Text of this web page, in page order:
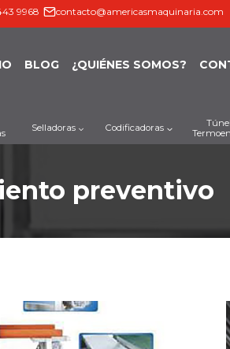
9968 contacto@americasmaquinaria.com
BLOG ¿QUIÉNES SOMOS?
Selladoras Codificadoras
preventivo